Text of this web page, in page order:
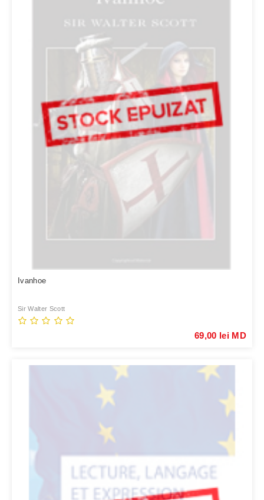
Ivanhoe
Sir Walter Scott
69,00 lei MD